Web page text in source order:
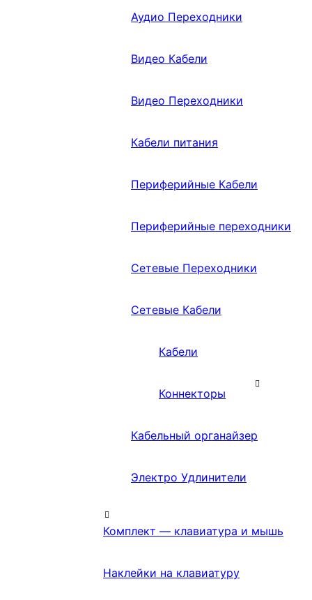
Аудио Переходники
Видео Кабели
Видео Переходники
Кабели питания
Периферийные Кабели
Периферийные переходники
Сетевые Переходники
Сетевые Кабели
Кабели
Коннекторы
Кабельный органайзер
Электро Удлинители
Комплект — клавиатура и мышь
Наклейки на клавиатуру